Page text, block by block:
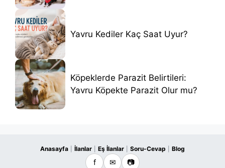
Yavru Kediler Kaç Saat Uyur?
Köpeklerde Parazit Belirtileri:
Yavru Köpekte Parazit Olur mu?
Anasayfa İlanlar Eş İlanlar Soru-Cevap Blog
f ✉ 📷